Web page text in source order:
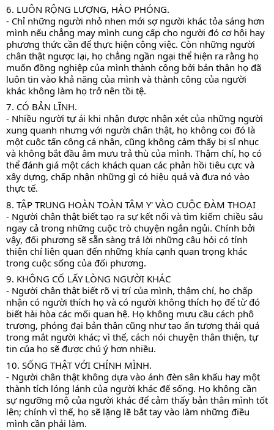
6. LUÔN RỘNG LƯỢNG, HÀO PHÓNG.
- Chỉ những người nhỏ nhen mới sợ người khác tỏa sáng hơn
mình nếu chẳng may mình cung cấp cho người đó cơ hội hay
phương thức cần để thực hiện công việc. Còn những người
chân thật ngược lại, họ chẳng ngần ngại thể hiện ra rằng họ
muốn đồng nghiệp của mình thành công bởi bản thân họ đã
luôn tin vào khả năng của mình và thành công của người
khác không làm họ trở nên tồi tệ.
7. CÓ BẢN LĨNH.
- Nhiều người tự ái khi nhận được nhận xét của những người
xung quanh nhưng với người chân thật, họ không coi đó là
một cuộc tấn công cá nhân, cũng không cảm thấy bị sỉ nhục
và không bắt đầu âm mưu trả thù của mình. Thậm chí, họ có
thể đánh giá một cách khách quan các phản hồi tiêu cực và
xây dựng, chấp nhận những gì có hiệu quả và đưa nó vào
thực tế.
8. TẬP TRUNG HOÀN TOÀN TÂM Y' VÀO CUỘC ĐÀM THOẠI
- Người chân thật biết tạo ra sự kết nối và tìm kiếm chiều sâu
ngay cả trong những cuộc trò chuyện ngắn ngủi. Chính bởi
vậy, đối phương sẽ sẵn sàng trả lời những câu hỏi có tính
thiện chí liên quan đến những khía cạnh quan trọng khác
trong cuộc sống của đối phương.
9. KHÔNG CỐ LẤY LÒNG NGƯỜI KHÁC
- Người chân thật biết rõ vị trí của mình, thậm chí, họ chấp
nhận có người thích họ và có người không thích họ để từ đó
biết hài hòa các mối quan hệ. Họ không mưu cầu cách phô
trương, phóng đại bản thân cũng như tạo ấn tượng thái quá
trong mắt người khác; vì thế, cách nói chuyện thân thiện, tự
tin của họ sẽ được chú ý hơn nhiều.
10. SỐNG THẬT VỚI CHÍNH MÌNH.
- Người chân thật không dựa vào ánh đèn sân khấu hay một
thành tích lóng lánh của người khác đế sống. Họ không cần
sự ngưỡng mộ của người khác để cảm thấy bản thân mình tốt
lên; chính vì thế, họ sẽ lặng lẽ bắt tay vào làm những điều
mình cần phải làm.